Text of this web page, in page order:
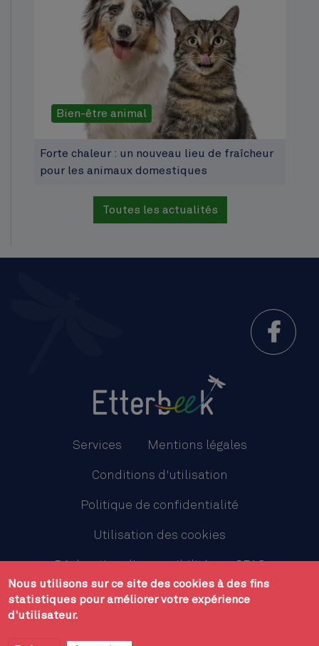
Bien-être animal
Forte chaleur : un nouveau lieu de fraîcheur
pour les animaux domestiques
Toutes les actualités
Services Mentions légales
Conditions d'utilisation
Politique de confidentialité
Utilisation des cookies
Déclaration d'accessibilité CPAS
Plan du site
Nous utilisons sur ce site des cookies à des fins
statistiques pour améliorer votre expérience
d'utilisateur.